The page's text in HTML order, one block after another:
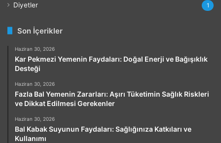
Diyetler 1
Son İçerikler
Haziran 30, 2026
Kar Pekmezi Yemenin Faydaları: Doğal Enerji ve Bağışıklık
Desteği
Haziran 30, 2026
Fazla Bal Yemenin Zararları: Aşırı Tüketimin Sağlık Riskleri
ve Dikkat Edilmesi Gerekenler
Haziran 30, 2026
Bal Kabak Suyunun Faydaları: Sağlığınıza Katkıları ve
Kullanımı